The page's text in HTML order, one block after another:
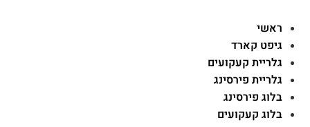
ראשי
גיפט קארד
גלריית קעקועים
גלריית פירסינג
בלוג פירסינג
בלוג קעקועים